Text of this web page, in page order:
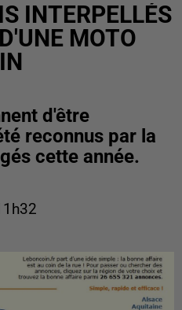
INTERPELLÉS
MOTO
d'être
reconnus par la
cette année.